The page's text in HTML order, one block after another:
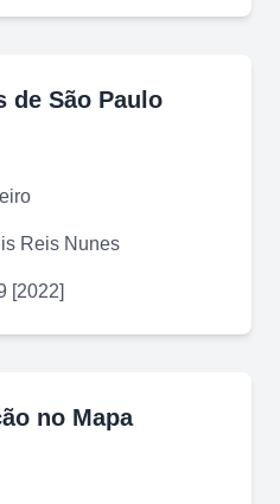
de São Paulo
Reis Nunes
[2022]
no Mapa